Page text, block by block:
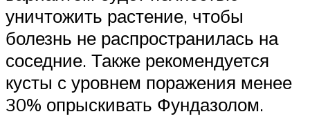
уничтожить растение, чтобы
болезнь не распространилась на
соседние. Также рекомендуется
кусты с уровнем поражения менее
30% опрыскивать Фундазолом.